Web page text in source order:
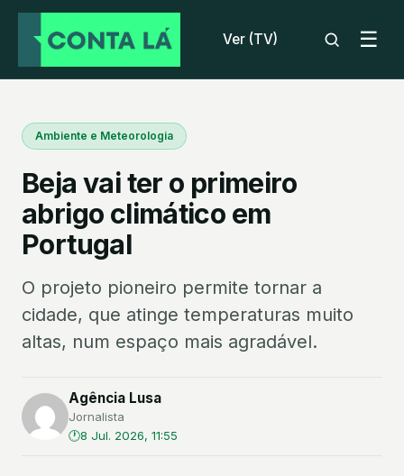
Ver (TV) ☰
Ambiente e Meteorologia
Beja vai ter o primeiro
abrigo climático em
Portugal
O projeto pioneiro permite tornar a
cidade, que atinge temperaturas muito
altas, num espaço mais agradável.
Agência Lusa
Jornalista
8 Jul. 2026, 11:55